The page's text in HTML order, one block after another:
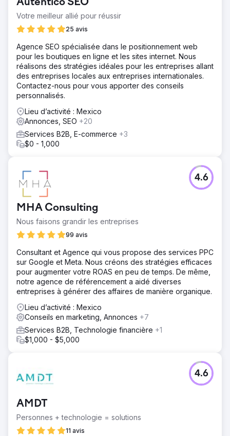
En seulement 6 mois, nous avons réussi à : Augmenter le
trafic organique de 175 %. Positionnez le client dans le
Augmentez les demandes de service de 120 %,
transformant les visites en clients potentiels. Réduisez le
taux de rebond du site de 35%, grâce à l'amélioration de
l'expérience utilisateur et à un contenu pertinent. Cette
success story met en évidence notre capacité en tant
qu'agence SEO à Monterrey, avec des résultats
mesurables et des stratégies efficaces.
Vers la page de l'agence
Auténtico SEO
Votre meilleur allié pour réussir
25 avis
Agence SEO spécialisée dans le positionnement web
pour les boutiques en ligne et les sites internet. Nous
réalisons des stratégies idéales pour les entreprises allant
des entreprises locales aux entreprises internationales.
Contactez-nous pour vous apporter des conseils
personnalisés.
Lieu d’activité : Mexico
Annonces, SEO +20
Services B2B, E-commerce +3
$0 - 1,000
MHA Consulting
Nous faisons grandir les entreprises
99 avis
4.6
Consultant et Agence qui vous propose des services PPC
sur Google et Meta. Nous créons des stratégies efficaces
pour augmenter votre ROAS en peu de temps. De même,
notre agence de référencement a aidé diverses
entreprises à générer des affaires de manière organique.
Lieu d’activité : Mexico
Conseils en marketing, Annonces +7
Services B2B, Technologie financière +1
$1,000 - $5,000
AMDT
Personnes + technologie = solutions
11 avis
4.6